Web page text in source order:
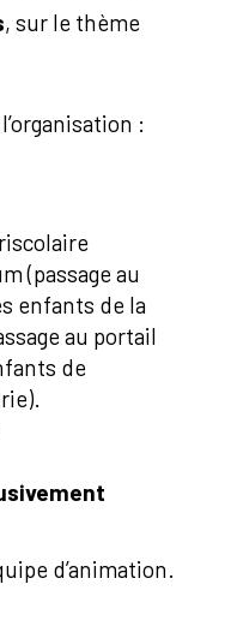
, sur le thème
:
(passage au
enfants de la
au portail
de
d’animation.